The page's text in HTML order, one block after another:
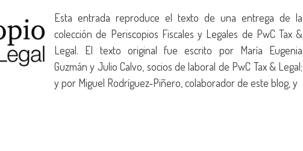
Esta entrada reproduce el texto de una entrega de la
colección de Periscopios Fiscales y Legales de PwC Tax &
Legal. El texto original fue escrito por María Eugenia
Guzmán y Julio Calvo, socios de laboral de PwC Tax & Legal;
y por Miguel Rodríguez-Piñero, colaborador de este blog, y